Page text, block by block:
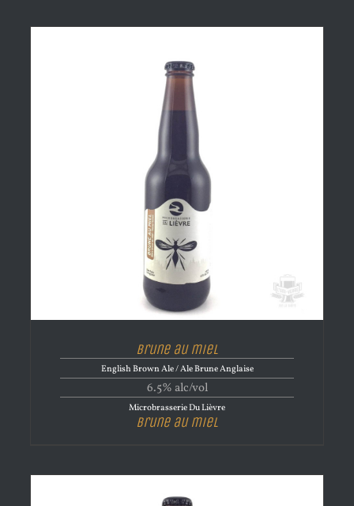
Brune au miel
English Brown Ale / Ale Brune Anglaise
6.5% alc/vol
Microbrasserie Du Lièvre
Brune au miel